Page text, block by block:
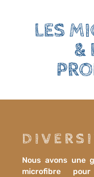
LES
&
Nous avons une
microfibre